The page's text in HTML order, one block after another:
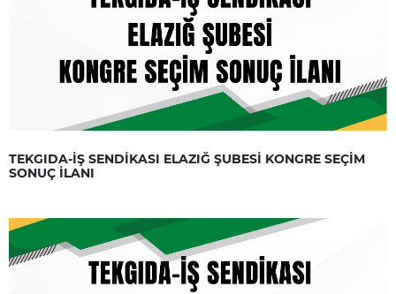
TEKGIDA-İŞ SENDİKASI ELAZIĞ ŞUBESİ KONGRE SEÇİM
SONUÇ İLANI